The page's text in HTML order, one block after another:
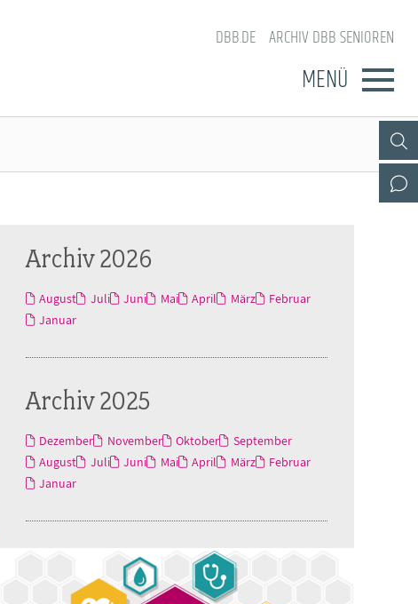
DBB.DE ARCHIV DBB SENIOREN
MENÜ
Archiv 2026
August Juli Juni Mai April März
Februar
Januar
Archiv 2025
Dezember November Oktober
September
August
Juli Juni Mai April März
Februar
Januar